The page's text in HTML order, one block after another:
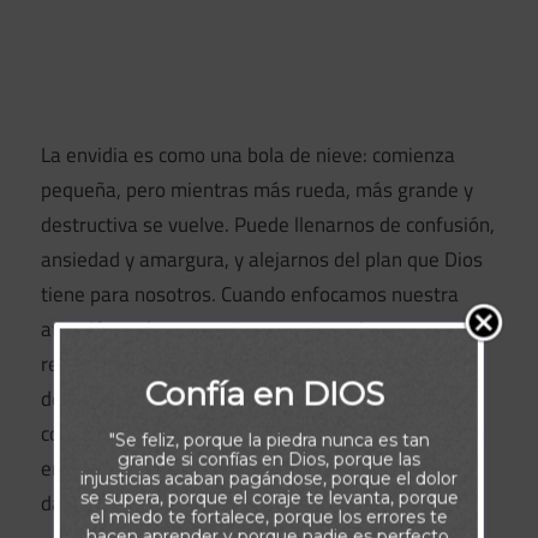
La envidia es como una bola de nieve: comienza
pequeña, pero mientras más rueda, más grande y
destructiva se vuelve. Puede llenarnos de confusión,
ansiedad y amargura, y alejarnos del plan que Dios
tiene para nosotros. Cuando enfocamos nuestra
atención en lo que no tenemos, terminamos
resentidos hacia quienes sí poseen aquello que
deseamos. Esa actitud no solo daña nuestro
corazón, sino que también deshonra a Dios, porque
en el fondo la envidia le dice: “No confío en que me
das lo mejor.”
Confía en DIOS
"Se feliz, porque la piedra nunca es tan
grande si confías en Dios, porque las
injusticias acaban pagándose, porque el dolor
se supera, porque el coraje te levanta, porque
el miedo te fortalece, porque los errores te